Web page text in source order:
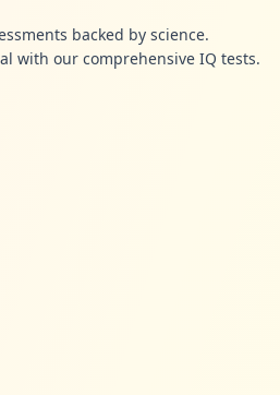
backed by science.
with our comprehensive IQ tests.